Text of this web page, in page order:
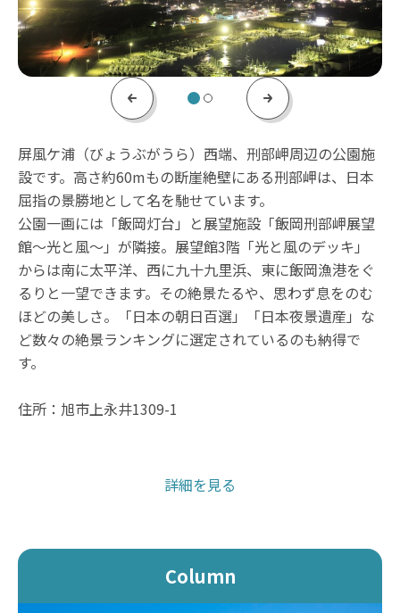
Previous Next
屏風ケ浦（びょうぶがうら）西端、刑部岬周辺の公園施
設です。高さ約60mもの断崖絶壁にある刑部岬は、日本
屈指の景勝地として名を馳せています。
公園一画には「飯岡灯台」と展望施設「飯岡刑部岬展望
館～光と風～」が隣接。展望館3階「光と風のデッキ」
からは南に太平洋、西に九十九里浜、東に飯岡漁港をぐ
るりと一望できます。その絶景たるや、思わず息をのむ
ほどの美しさ。「⽇本の朝⽇百選」「日本夜景遺産」な
ど数々の絶景ランキングに選定されているのも納得で
す。
住所：旭市上永井1309-1
詳細を見る
Column